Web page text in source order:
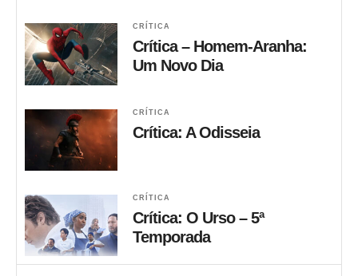
CRÍTICA
Crítica – Homem-Aranha:
Um Novo Dia
CRÍTICA
Crítica: A Odisseia
CRÍTICA
Crítica: O Urso – 5ª
Temporada